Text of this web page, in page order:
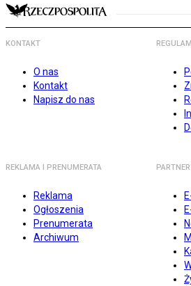
KONTAKT
O nas
Kontakt
Napisz do nas
REKLAMA I PRENUMERATA
Reklama
Ogłoszenia
Prenumerata
Archiwum